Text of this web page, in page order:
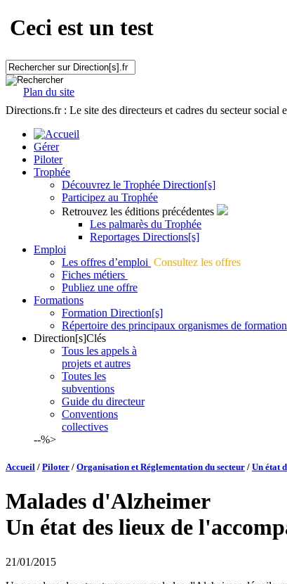
Ceci est un test
Plan du site
Directions.fr : Le site des directeurs et cadres du secteur social
Gérer
Piloter
Trophée
Découvrez le Trophée Direction[s]
Participez au Trophée
Retrouvez les éditions précédentes
Les palmarès du Trophée
Reportages Directions[s]
Emploi
Les offres d’emploi Consultez les offres
Fiches métiers
Publiez une offre
Formations
Formation Direction[s]
Répertoire des principaux organismes de formation
Direction[s]Clés
Tous les appels à
projets et autres
Toutes les
subventions
Guide du directeur
Conventions
collectives
--%>
Accueil / Piloter / Organisation et Réglementation du secteur / Un état
Malades d'Alzheimer
Un état des lieux de
21/01/2015